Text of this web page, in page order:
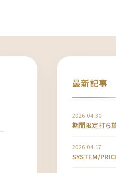
最新記事
2026.04.30
期間限定打ち
2026.04.17
SYSTEM/